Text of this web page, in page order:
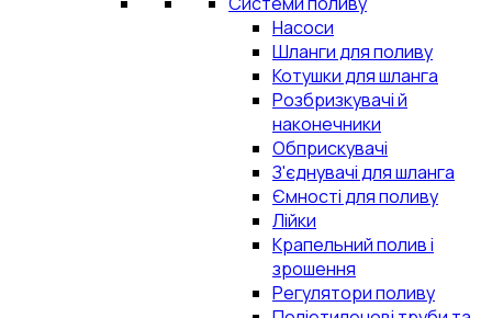
Насоси
Шланги для поливу
Котушки для шланга
Розбризкувачі й
наконечники
Обприскувачі
З'єднувачі для шланга
Ємності для поливу
Лійки
Крапельний полив і
зрошення
Регулятори поливу